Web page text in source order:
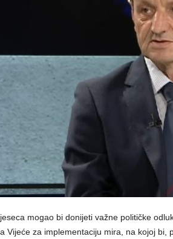
mogao bi donijeti važne političke
Vijeće za implementaciju mira, na kojoj bi,